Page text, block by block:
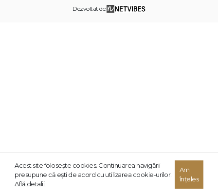
Dezvoltat de:
Acest site foloseşte cookies. Continuarea navigării
presupune că eşti de acord cu utilizarea cookie-urilor.
Află detalii.
Am
înțeles